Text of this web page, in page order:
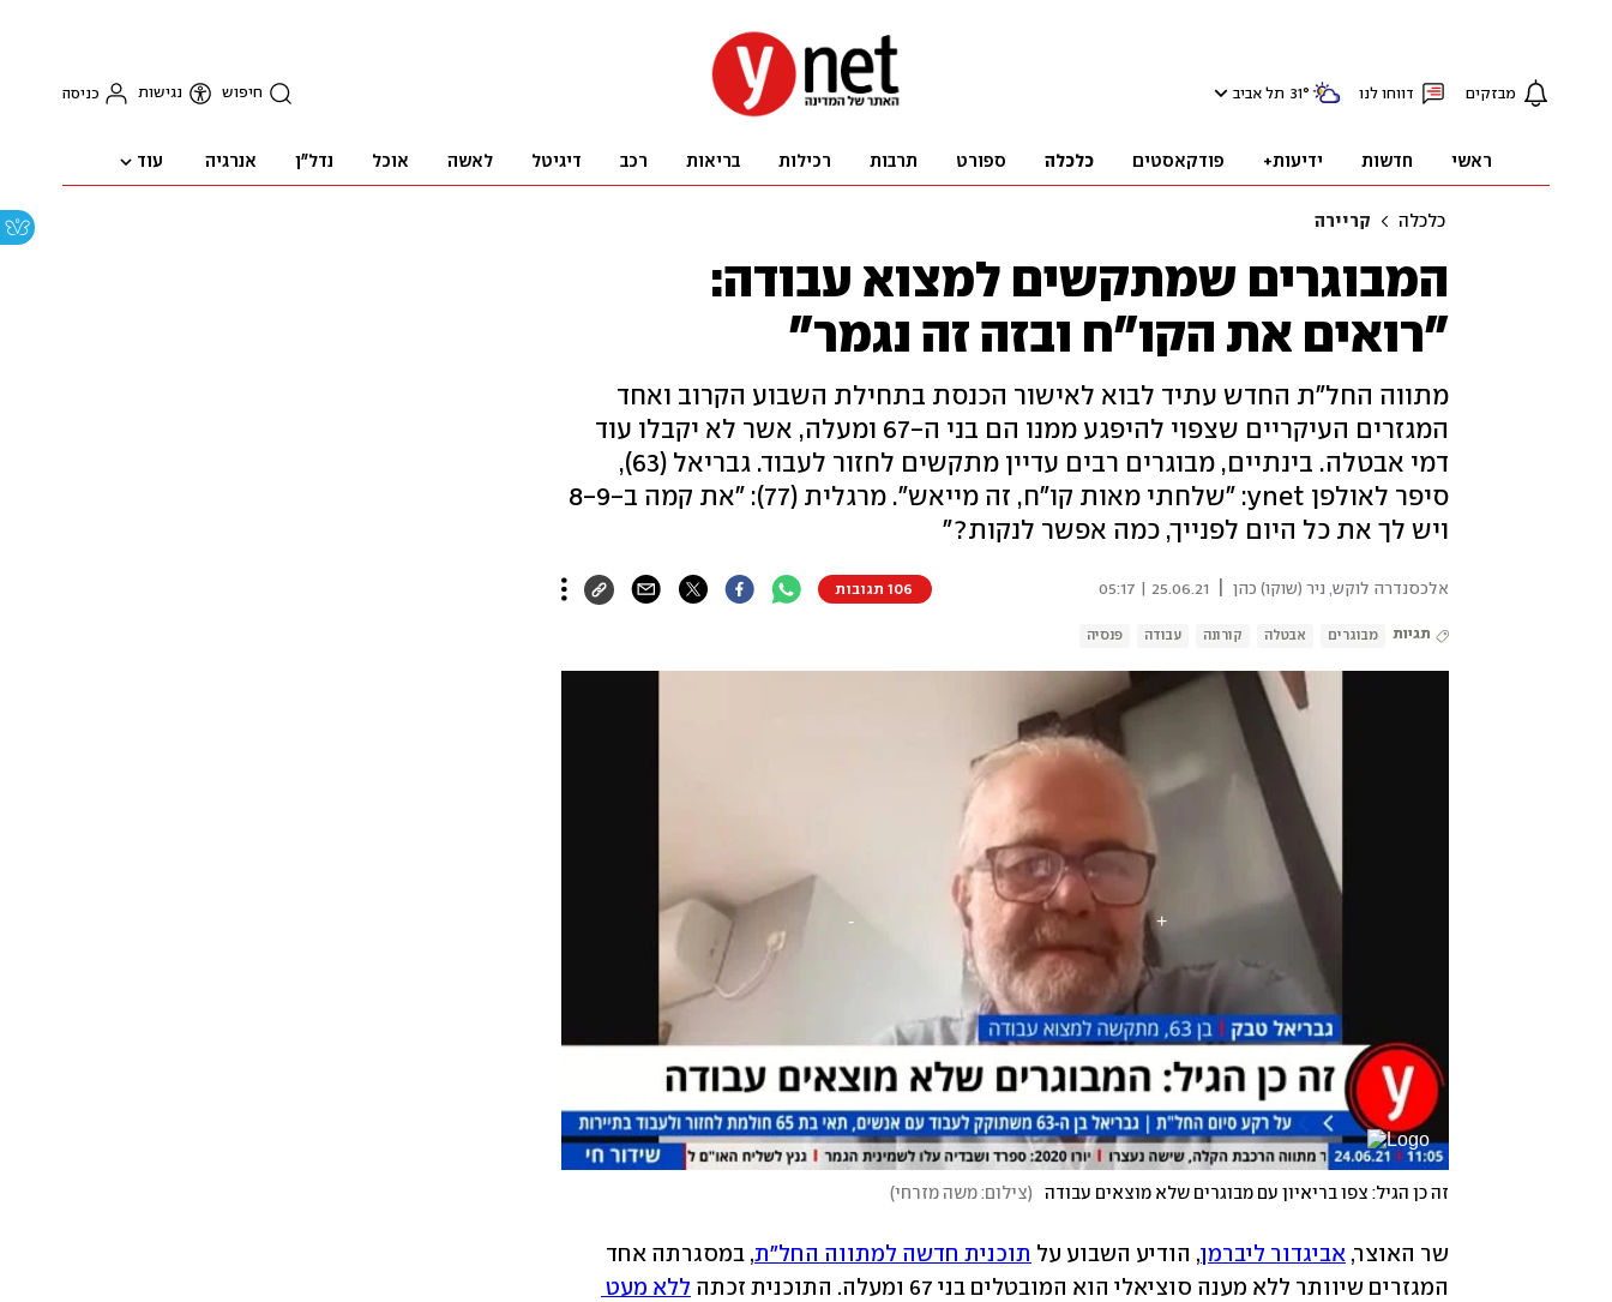
מבזקים דווחו לנו 31° תל אביב חיפוש נגישות כניסה
ראשי חדשות ידיעות+ פודקאסטים כלכלה ספורט תרבות רכילות בריאות רכב דיגיטל לאשה אוכל נדל"ן אנרגיה עוד
כלכלה קריירה
המבוגרים שמתקשים למצוא עבודה:
"רואים את הקו"ח ובזה זה נגמר"
מתווה החל"ת החדש עתיד לבוא לאישור הכנסת בתחילת השבוע הקרוב ואחד
המגזרים העיקריים שצפוי להיפגע ממנו הם בני ה-67 ומעלה, אשר לא יקבלו עוד
דמי אבטלה. בינתיים, מבוגרים רבים עדיין מתקשים לחזור לעבוד. גבריאל (63),
סיפר לאולפן ynet: "שלחתי מאות קו"ח, זה מייאש". מרגלית (77): "את קמה ב-8-9
ויש לך את כל היום לפנייך, כמה אפשר לנקות?"
אלכסנדרה לוקש ניר (שוקו) כהן 25.06.21 | 05:17 106 תגובות
תגיות מבוגרים אבטלה קורונה עבודה פנסיה
זה כן הגיל: צפו בריאיון עם מבוגרים שלא מוצאים עבודה (צילום: משה מזרחי)
שר האוצר, אביגדור ליברמן, הודיע השבוע על תוכנית חדשה למתווה החל"ת
המגזרים שיוותר ללא מענה סוציאלי הוא המובטלים בני 67 ומעלה. התוכנית זכתה